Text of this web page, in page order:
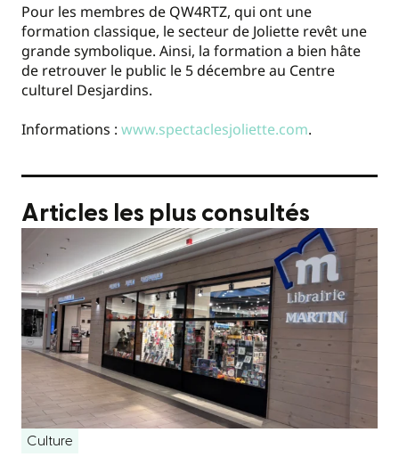
Pour les membres de QW4RTZ, qui ont une
formation classique, le secteur de Joliette revêt une
grande symbolique. Ainsi, la formation a bien hâte
de retrouver le public le 5 décembre au Centre
culturel Desjardins.
Informations : www.spectaclesjoliette.com.
Articles les plus consultés
Culture